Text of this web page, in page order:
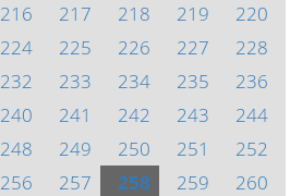
216 217 218 219
220
224 225 226 227
228
232 233 234 235
236
240 241 242 243
244
248 249 250 251
252
256 257 258 259
260